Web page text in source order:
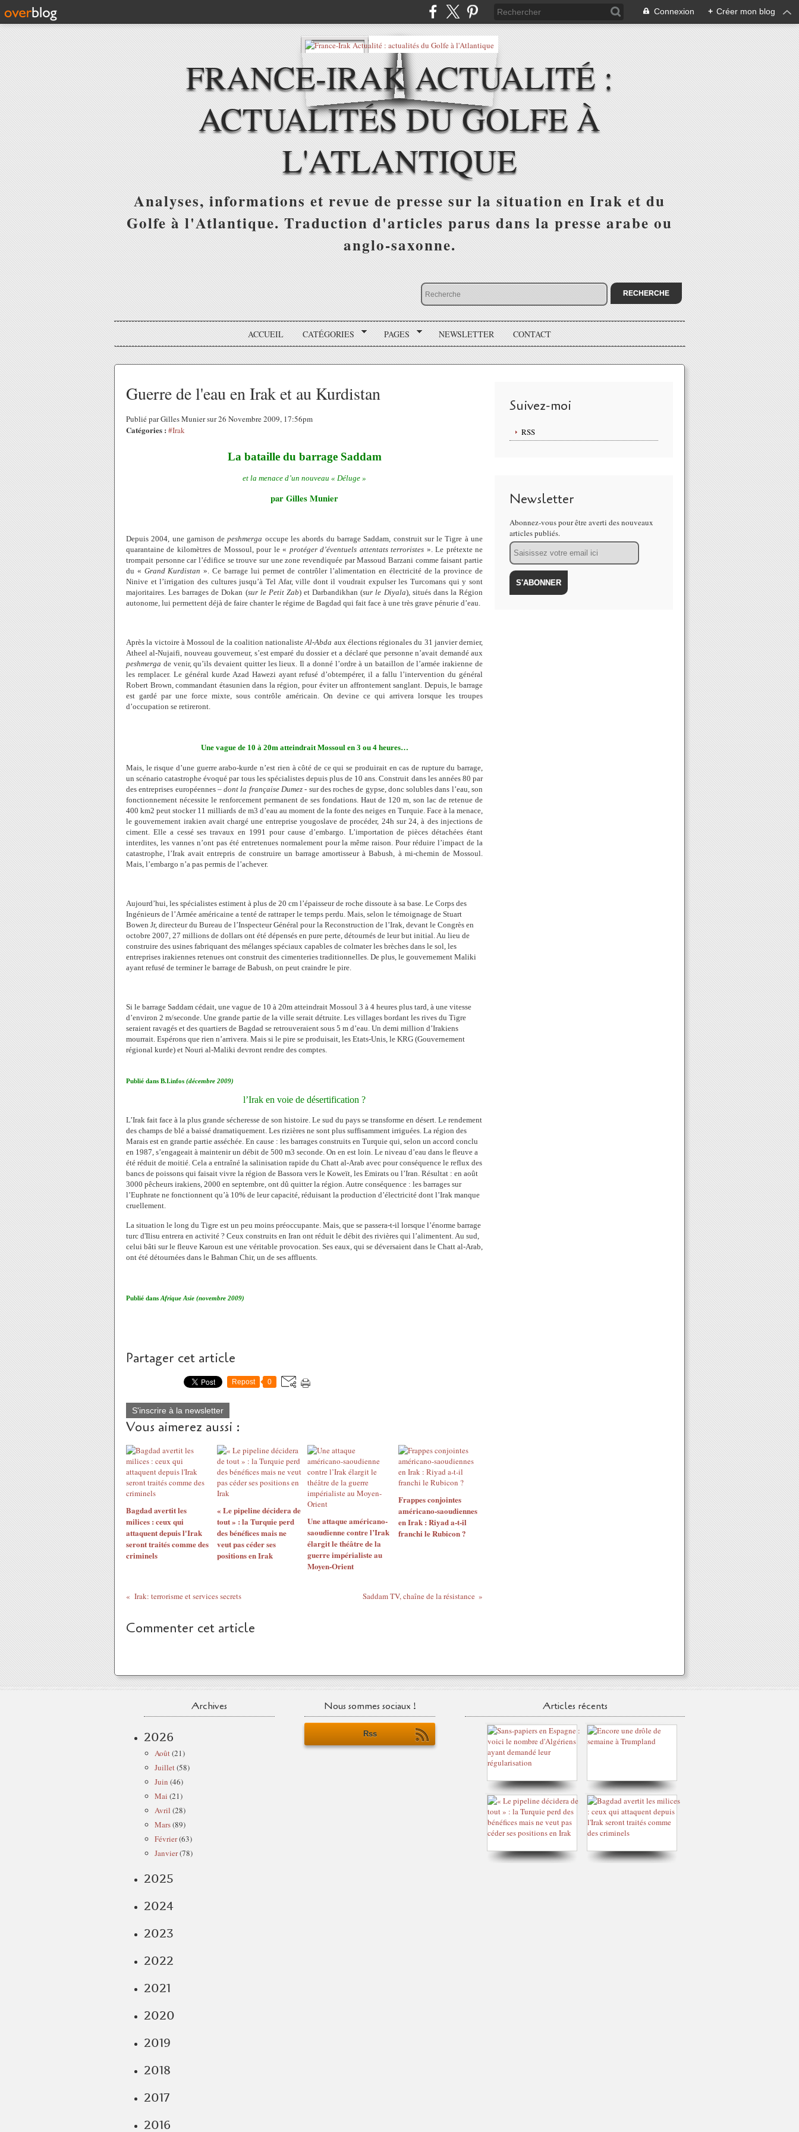
Connexion + Créer mon blog
FRANCE-IRAK ACTUALITÉ :
ACTUALITÉS DU GOLFE À
L'ATLANTIQUE
Analyses, informations et revue de presse sur la situation en Irak et du
Golfe à l'Atlantique. Traduction d'articles parus dans la presse arabe ou
anglo-saxonne.
ACCUEIL CATÉGORIES PAGES NEWSLETTER CONTACT
Guerre de l'eau en Irak et au Kurdistan
Publié par Gilles Munier sur 26 Novembre 2009, 17:56pm
Catégories : #Irak
La bataille du barrage Saddam
et la menace d’un nouveau « Déluge »
par Gilles Munier
Depuis 2004, une garnison depeshmerga occupe les abords du barrage Saddam, construit sur le Tigre à une
quarantaine de kilomètres de Mossoul, pour le « protéger d’éventuels attentats terroristes ». Le prétexte ne
trompait personne car l’édifice se trouve sur une zone revendiquée par Massoud Barzani comme faisant partie
du « Grand Kurdistan ». Ce barrage lui permet de contrôler l’alimentation en électricité de la province de
Ninive et l’irrigation des cultures jusqu’à Tel Afar, ville dont il voudrait expulser les Turcomans qui y sont
majoritaires. Les barrages de Dokan (sur le Petit Zab) et Darbandikhan (sur le Diyala), situés dans la Région
autonome, lui permettent déjà de faire chanter le régime de Bagdad qui fait face à une très grave pénurie d’eau.
Après la victoire à Mossoul de la coalition nationalisteAl-Abda aux élections régionales du 31 janvier dernier,
Atheel al-Nujaifi, nouveau gouverneur, s’est emparé du dossier et a déclaré que personne n’avait demandé aux
peshmerga de venir, qu’ils devaient quitter les lieux. Il a donné l’ordre à un bataillon de l’armée irakienne de
les remplacer. Le général kurde Azad Hawezi ayant refusé d’obtempérer, il a fallu l’intervention du général
Robert Brown, commandant étasunien dans la région, pour éviter un affrontement sanglant. Depuis, le barrage
est gardé par une force mixte, sous contrôle américain. On devine ce qui arrivera lorsque les troupes
d’occupation se retireront.
Une vague de 10 à 20m atteindrait Mossoul en 3 ou 4 heures…
Mais, le risque d’une guerre arabo-kurde n’est rien à côté de ce qui se produirait en cas de rupture du barrage,
un scénario catastrophe évoqué par tous les spécialistes depuis plus de 10 ans. Construit dans les années 80 par
des entreprises européennes –dont la française Dumez- sur des roches de gypse, donc solubles dans l’eau, son
fonctionnement nécessite le renforcement permanent de ses fondations. Haut de 120 m, son lac de retenue de
400 km2 peut stocker 11 milliards de m3 d’eau au moment de la fonte des neiges en Turquie. Face à la menace,
le gouvernement irakien avait chargé une entreprise yougoslave de procéder, 24h sur 24, à des injections de
ciment. Elle a cessé ses travaux en 1991 pour cause d’embargo. L’importation de pièces détachées étant
interdites, les vannes n’ont pas été entretenues normalement pour la même raison. Pour réduire l’impact de la
catastrophe, l’Irak avait entrepris de construire un barrage amortisseur à Babush, à mi-chemin de Mossoul.
Mais, l’embargo n’a pas permis de l’achever.
Aujourd’hui, les spécialistes estiment à plus de 20 cm l’épaisseur de roche dissoute à sa base. Le Corps des
Ingénieurs de l’Armée américaine a tenté de rattraper le temps perdu. Mais, selon le témoignage de Stuart
Bowen Jr, directeur du Bureau de l’Inspecteur Général pour la Reconstruction de l’Irak, devant le Congrès en
octobre 2007, 27 millions de dollars ont été dépensés en pure perte, détournés de leur but initial. Au lieu de
construire des usines fabriquant des mélanges spéciaux capables de colmater les brèches dans le sol, les
entreprises irakiennes retenues ont construit des cimenteries traditionnelles. De plus, le gouvernement Maliki
ayant refusé de terminer le barrage de Babush, on peut craindre le pire.
Si le barrage Saddam cédait, une vague de 10 à 20m atteindrait Mossoul 3 à 4 heures plus tard, à une vitesse
d’environ 2 m/seconde. Une grande partie de la ville serait détruite. Les villages bordant les rives du Tigre
seraient ravagés et des quartiers de Bagdad se retrouveraient sous 5 m d’eau. Un demi million d’Irakiens
mourrait. Espérons que rien n’arrivera. Mais si le pire se produisait, les Etats-Unis, le KRG (Gouvernement
régional kurde) et Nouri al-Maliki devront rendre des comptes.
Publié dans B.I.infos (décembre 2009)
l’Irak en voie de désertification ?
L’Irak fait face à la plus grande sécheresse de son histoire. Le sud du pays se transforme en désert. Le rendement
des champs de blé a baissé dramatiquement. Les rizières ne sont plus suffisamment irriguées. La région des
Marais est en grande partie asséchée. En cause : les barrages construits en Turquie qui, selon un accord conclu
en 1987, s’engageait à maintenir un débit de 500 m3 seconde. On en est loin. Le niveau d’eau dans le fleuve a
été réduit de moitié. Cela a entraîné la salinisation rapide du Chatt al-Arab avec pour conséquence le reflux des
bancs de poissons qui faisait vivre la région de Bassora vers le Koweït, les Emirats ou l’Iran. Résultat : en août
3000 pêcheurs irakiens, 2000 en septembre, ont dû quitter la région. Autre conséquence : les barrages sur
l’Euphrate ne fonctionnent qu’à 10% de leur capacité, réduisant la production d’électricité dont l’Irak manque
cruellement.
La situation le long du Tigre est un peu moins préoccupante. Mais, que se passera-t-il lorsque l’énorme barrage
turc d'Ilisu entrera en activité ? Ceux construits en Iran ont réduit le débit des rivières qui l’alimentent. Au sud,
celui bâti sur le fleuve Karoun est une véritable provocation. Ses eaux, qui se déversaient dans le Chatt al-Arab,
ont été détournées dans le Bahman Chir, un de ses affluents.
Publié dans Afrique Asie (novembre 2009)
Partager cet article
Repost 0
S'inscrire à la newsletter
Vous aimerez aussi :
Bagdad avertit les
milices : ceux qui
attaquent depuis l'Irak
seront traités comme des
criminels
« Le pipeline décidera de
tout » : la Turquie perd
des bénéfices mais ne
veut pas céder ses
positions en Irak
Une attaque américano-
saoudienne contre l’Irak
élargit le théâtre de la
guerre impérialiste au
Moyen-Orient
Frappes conjointes
américano-saoudiennes
en Irak : Riyad a-t-il
franchi le Rubicon ?
Irak: terrorisme et services secrets Saddam TV, chaîne de la résistance
Commenter cet article
Suivez-moi
RSS
Newsletter
Abonnez-vous pour être averti des nouveaux
articles publiés.
Email
Archives
2026
Août(21)
Juillet(58)
Juin (46)
Mai (21)
Avril (28)
Mars(89)
Février(63)
Janvier(78)
2025
2024
2023
2022
2021
2020
2019
2018
2017
2016
Nous sommes sociaux !
Rss
Articles récents